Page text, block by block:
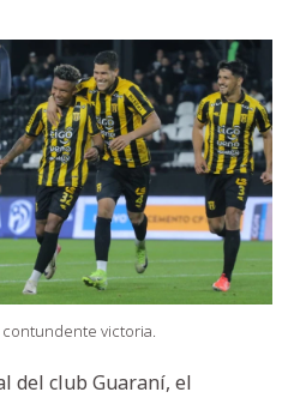
victoria.
del club Guaraní, el